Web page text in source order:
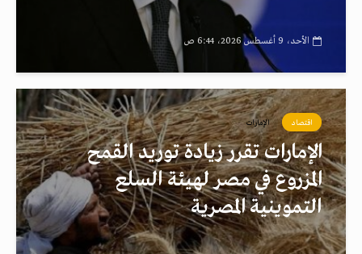
الأحد، 9 أغسطس 2026، 6:44 ص
اقتصاد الإمارات
الإمارات تقرر زيادة توريد القمح
المزروع في مصر لهيئة السلع
التموينية المصرية